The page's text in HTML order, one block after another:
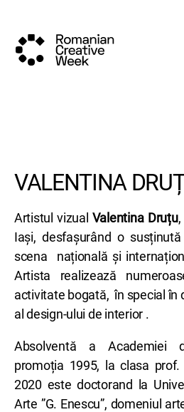
VALENTINA
Artistul vizual Valentina Druțu,
Iași, desfașurând o
scena națională și
Artista realizează
activitate bogată, în special în
al design-ului de interior .
Absolventă a Academiei
promoția 1995, la clasa prof.
2020 este doctorand la
Arte ”G. Enescu”, domeniul